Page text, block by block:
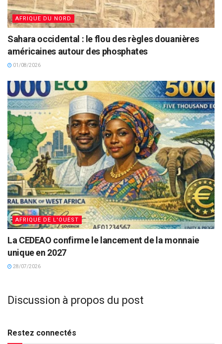
AFRIQUE DU NORD
Sahara occidental : le flou des règles douanières
américaines autour des phosphates
01/08/2026
AFRIQUE DE L'OUEST
La CEDEAO confirme le lancement de la monnaie
unique en 2027
28/07/2026
Discussion à propos du post
Restez connectés